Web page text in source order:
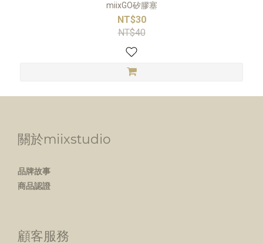
miixGO矽膠塞
NT$30
NT$40
關於miixstudio
品牌故事
商品認證
顧客服務